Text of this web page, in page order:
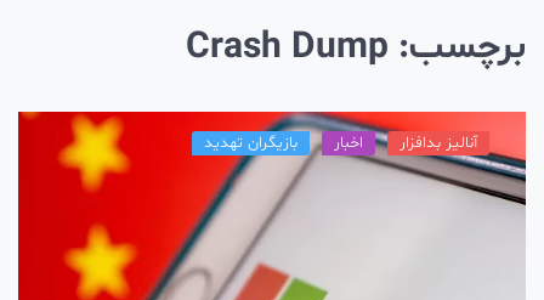
Crash Dump
آنالیز بدافزار اخبار بازیگران تهدید